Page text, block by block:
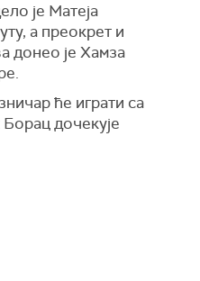
је Матеја
а преокрет и
донео је Хамза
ће играти са
дочекује